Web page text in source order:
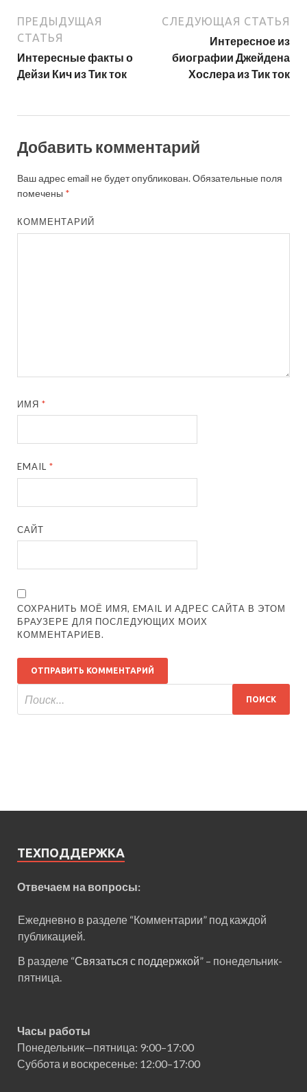
ПРЕДЫДУЩАЯ
СТАТЬЯ
Интересные факты о
Дейзи Кич из Тик ток
СЛЕДУЮЩАЯ СТАТЬЯ
Интересное из
биографии Джейдена
Хослера из Тик ток
Добавить комментарий
Ваш адрес email не будет опубликован.Обязательные поля
помечены *
КОММЕНТАРИЙ
ИМЯ*
EMAIL*
САЙТ
СОХРАНИТЬ МОЁ ИМЯ, EMAIL И АДРЕС САЙТА В ЭТОМ
БРАУЗЕРЕ ДЛЯ ПОСЛЕДУЮЩИХ МОИХ
КОММЕНТАРИЕВ.
ТЕХПОДДЕРЖКА
Отвечаем на вопросы:
Ежедневно в разделе “Комментарии” под каждой
публикацией.
В разделе “Связаться с поддержкой” – понедельник-
пятница.
Часы работы
Понедельник—пятница: 9:00–17:00
Суббота и воскресенье: 12:00–17:00